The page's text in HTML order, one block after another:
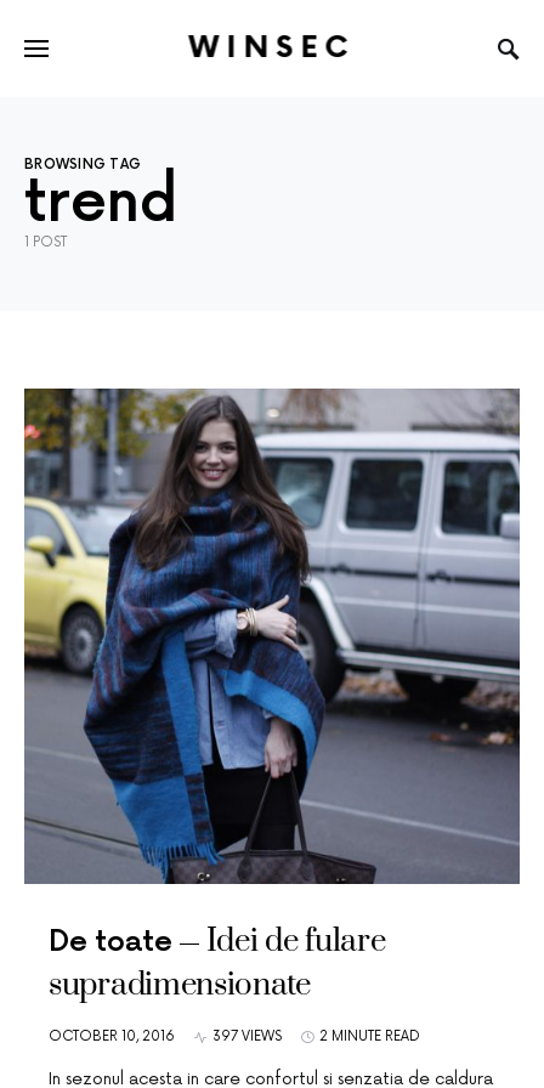
WINSEC
BROWSING TAG
trend
1 POST
De toate
Idei de fulare
supradimensionate
OCTOBER 10, 2016 397 VIEWS 2 MINUTE READ
In sezonul acesta in care confortul si senzatia de caldura